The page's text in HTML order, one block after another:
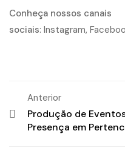
Conheça nossos canais
sociais: Instagram,
Anterior
Produção de
Presença em